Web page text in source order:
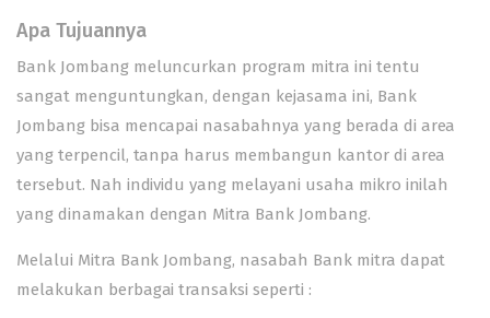
Apa Tujuannya
Bank Jombang meluncurkan program mitra ini tentu
sangat menguntungkan, dengan kejasama ini, Bank
Jombang bisa mencapai nasabahnya yang berada di area
yang terpencil, tanpa harus membangun kantor di area
tersebut. Nah individu yang melayani usaha mikro inilah
yang dinamakan dengan Mitra Bank Jombang.
Melalui Mitra Bank Jombang, nasabah Bank mitra dapat
melakukan berbagai transaksi seperti :